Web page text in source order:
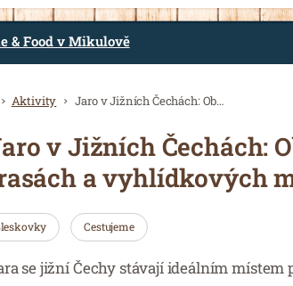
& Food v Mikulově
navigace
Aktivity Jaro v Jižních Čechách: Objevte léčivou sílu přírody na pěších trasách a vyhlídkových místech
v Jižních Čechách:
a vyhlídkových
Cestujeme
se jižní Čechy stávají ideálním